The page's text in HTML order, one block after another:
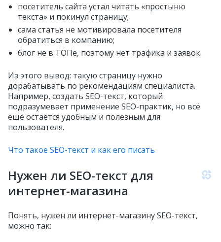
посетитель сайта устал читать «простыню
текста» и покинул страницу;
сама статья не мотивировала посетителя
обратиться в компанию;
блог не в ТОПе, поэтому нет трафика и заявок.
Из этого вывод: такую страницу нужно
дорабатывать по рекомендациям специалиста.
Например, создать SEO-текст, который
подразумевает применение SEO-практик, но всё
ещё остаётся удобным и полезным для
пользователя.
Что такое SEO-текст и как его писать
Нужен ли SEO-текст для
интернет-магазина
Понять, нужен ли интернет-магазину SEO-текст,
можно так: